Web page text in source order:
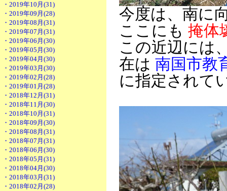
・2019年10月(31)
・2019年09月(28)
・2019年08月(31)
・2019年07月(31)
・2019年06月(30)
・2019年05月(30)
・2019年04月(30)
・2019年03月(30)
・2019年02月(28)
・2019年01月(28)
・2018年12月(31)
・2018年11月(30)
・2018年10月(31)
・2018年09月(30)
・2018年08月(31)
・2018年07月(31)
・2018年06月(30)
・2018年05月(31)
・2018年04月(30)
・2018年03月(31)
・2018年02月(28)
今度は、南に
ここにも 掩体
この近辺には
在は 南国市教
に指定されて